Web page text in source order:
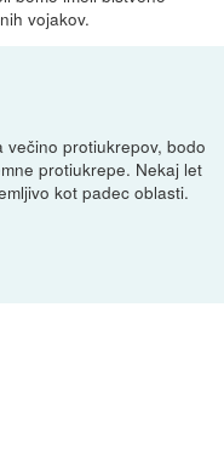
vojakov.
protiukrepov, bodo
protiukrepe. Nekaj let
kot padec oblasti.